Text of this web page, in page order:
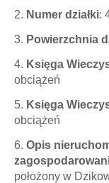
2. Numer działki:
3. Powierzchnia
4. Księga
obciążeń
5. Księga
obciążeń
6. Opis
położony w